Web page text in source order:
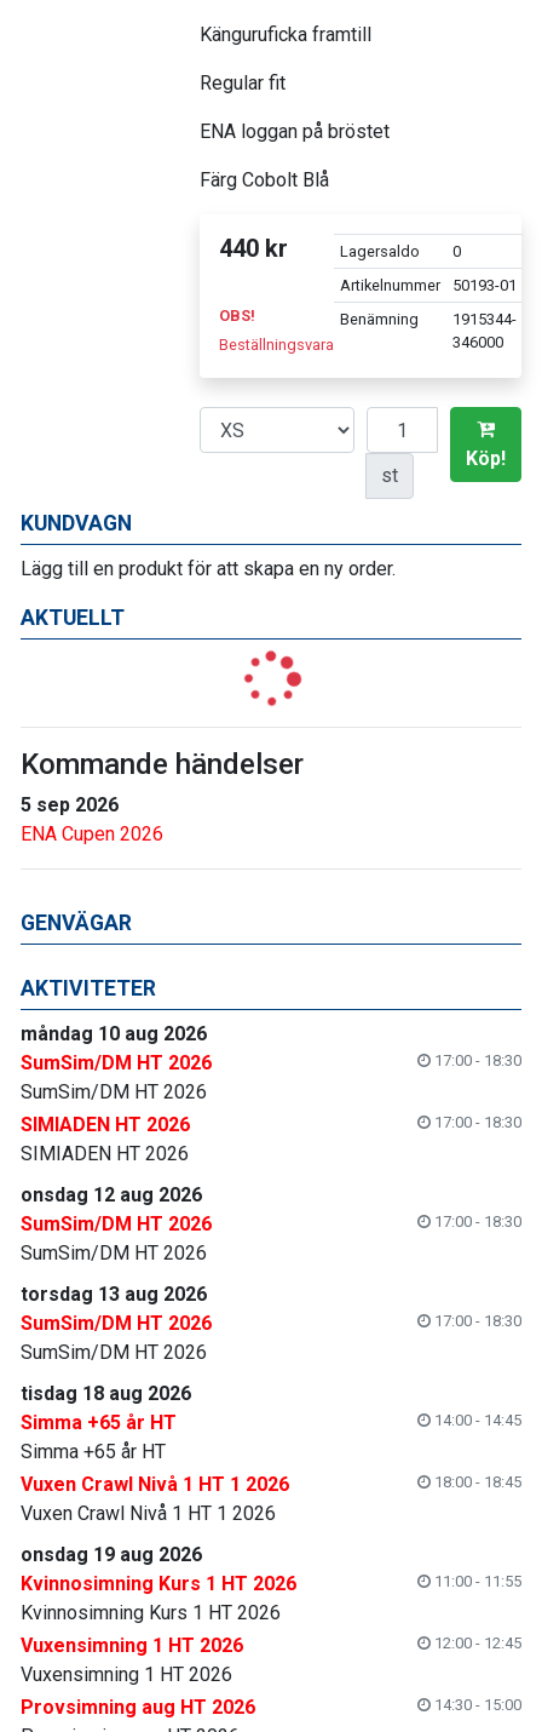
KUNDVAGN
Lägg till en produkt för att skapa en ny order.
AKTUELLT
Kommande händelser
5 sep 2026
ENA Cupen 2026
GENVÄGAR
Känguruficka framtill
Regular fit
ENA loggan på bröstet
Färg Cobolt Blå
440 kr
OBS!
Beställningsvara
Lagersaldo
0
Artikelnummer
50193-01
Benämning
1915344-
346000
Antal
st
Köp!
AKTIVITETER
måndag 10 aug 2026
SumSim/DM HT 2026
17:00 - 18:30
SumSim/DM HT 2026
SIMIADEN HT 2026
17:00 - 18:30
SIMIADEN HT 2026
onsdag 12 aug 2026
SumSim/DM HT 2026
17:00 - 18:30
SumSim/DM HT 2026
torsdag 13 aug 2026
SumSim/DM HT 2026
17:00 - 18:30
SumSim/DM HT 2026
tisdag 18 aug 2026
Simma +65 år HT
14:00 - 14:45
Simma +65 år HT
Vuxen Crawl Nivå 1 HT 1 2026
18:00 - 18:45
Vuxen Crawl Nivå 1 HT 1 2026
onsdag 19 aug 2026
Kvinnosimning Kurs 1 HT 2026
11:00 - 11:55
Kvinnosimning Kurs 1 HT 2026
Vuxensimning 1 HT 2026
12:00 - 12:45
Vuxensimning 1 HT 2026
Provsimning aug HT 2026
14:30 - 15:00